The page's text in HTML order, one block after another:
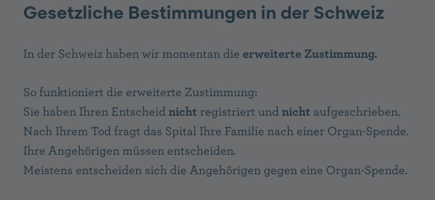
Gesetzliche Bestimmungen in der Schweiz
In der Schweiz haben wir momentan die erweiterte Zustimmung.
So funktioniert die erweiterte Zustimmung:
Sie haben Ihren Entscheid nicht registriert und nicht aufgeschrieben.
Nach Ihrem Tod fragt das Spital Ihre Familie nach einer Organ-Spende.
Ihre Angehörigen müssen entscheiden.
Meistens entscheiden sich die Angehörigen gegen eine Organ-Spende.